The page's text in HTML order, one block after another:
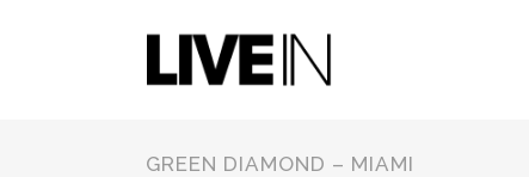
GREEN DIAMOND – MIAMI